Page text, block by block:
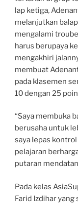
lap ketiga,
melanjutkan
mengalami
harus berupaya
mengakhiri
membuat
pada klasemen
10 dengan 25
“Saya membuka
berusaha untuk
saya lepas
pelajaran
putaran
Pada kelas
Farid Izdihar